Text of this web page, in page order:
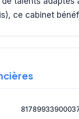
ce cabinet